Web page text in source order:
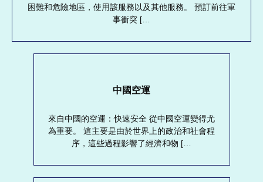
困難和危險地區，使用該服務以及其他服務。 預訂前往軍
事衝突 […
中國空運
來自中國的空運：快速安全 從中國空運變得尤
為重要。 這主要是由於世界上的政治和社會程
序，這些過程影響了經濟和物 […